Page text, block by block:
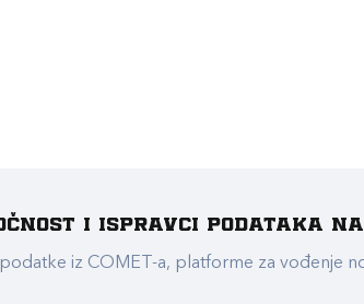
i ispravci podataka na
iz COMET-a, platforme za vođenje